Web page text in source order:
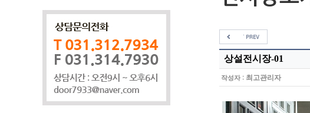
상설전시장-01
작성자 : 최고관리자